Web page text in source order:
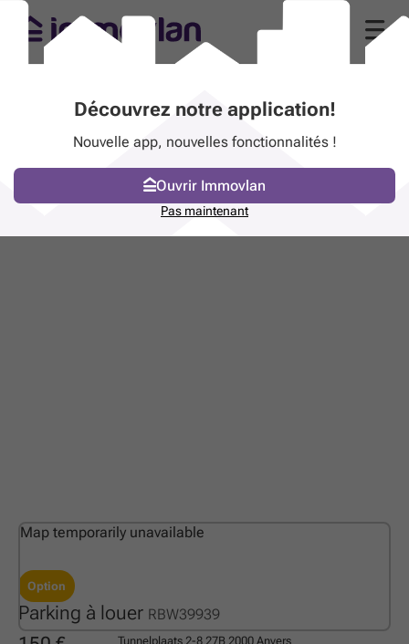
Parking à louer RBW39939
Option
Map temporarily unavailable
Tunnelplaats 2-8 27B 2000 Anvers
Découvrez notre application!
Nouvelle app, nouvelles fonctionnalités !
Ouvrir Immovlan
Pas maintenant